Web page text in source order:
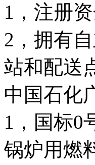
1，注册资
2，拥有
站和配送
中国石化
1，国标0
锅炉用燃